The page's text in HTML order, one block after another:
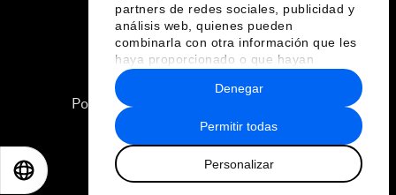
partners de redes sociales, publicidad y
análisis web, quienes pueden
combinarla con otra información que les
haya proporcionado o que hayan
recopilado a partir del uso que haya
hecho de sus servicios.
Permitir todas
Personalizar
Denegar
Política de privacidad y normas de uso
Sitemap
2026 Foro Económico Mundial